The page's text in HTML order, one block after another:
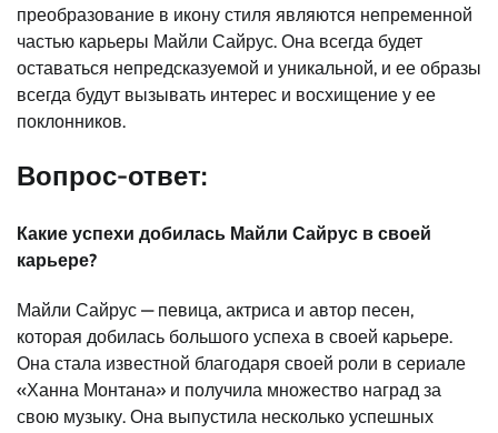
преобразование в икону стиля являются непременной
частью карьеры Майли Сайрус. Она всегда будет
оставаться непредсказуемой и уникальной, и ее образы
всегда будут вызывать интерес и восхищение у ее
поклонников.
Вопрос-ответ:
Какие успехи добилась Майли Сайрус в своей
карьере?
Майли Сайрус — певица, актриса и автор песен,
которая добилась большого успеха в своей карьере.
Она стала известной благодаря своей роли в сериале
«Ханна Монтана» и получила множество наград за
свою музыку. Она выпустила несколько успешных